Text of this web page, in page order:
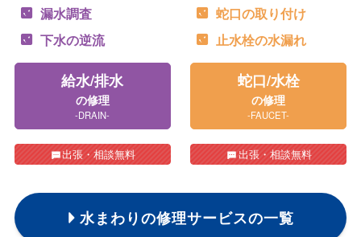
漏水調査
下水の逆流
給水/排水
の修理
-DRAIN-
出張・相談無料
蛇口の取り付け
止水栓の水漏れ
蛇口/水栓
の修理
-FAUCET-
出張・相談無料
水まわりの修理サービスの一覧